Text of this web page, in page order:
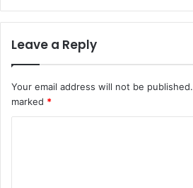
Leave a Reply
Your email address will not be published.
marked *